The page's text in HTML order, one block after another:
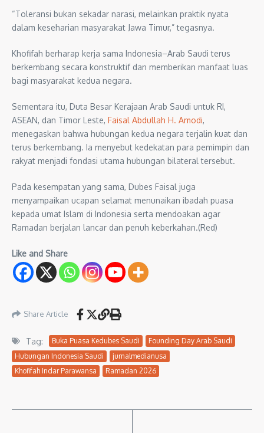
“Toleransi bukan sekadar narasi, melainkan praktik nyata
dalam keseharian masyarakat Jawa Timur,” tegasnya.
Khofifah berharap kerja sama Indonesia–Arab Saudi terus
berkembang secara konstruktif dan memberikan manfaat luas
bagi masyarakat kedua negara.
Sementara itu, Duta Besar Kerajaan Arab Saudi untuk RI,
ASEAN, dan Timor Leste, Faisal Abdullah H. Amodi,
menegaskan bahwa hubungan kedua negara terjalin kuat dan
terus berkembang. Ia menyebut kedekatan para pemimpin dan
rakyat menjadi fondasi utama hubungan bilateral tersebut.
Pada kesempatan yang sama, Dubes Faisal juga
menyampaikan ucapan selamat menunaikan ibadah puasa
kepada umat Islam di Indonesia serta mendoakan agar
Ramadan berjalan lancar dan penuh keberkahan.(Red)
Like and Share
Share Article
Tag: Buka Puasa Kedubes Saudi
Founding Day Arab Saudi
Hubungan Indonesia Saudi
jurnalmedianusa
Khofifah Indar Parawansa
Ramadan 2026